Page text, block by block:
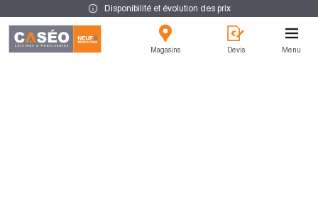
Disponibilité et évolution des prix
Magasins Devis Menu